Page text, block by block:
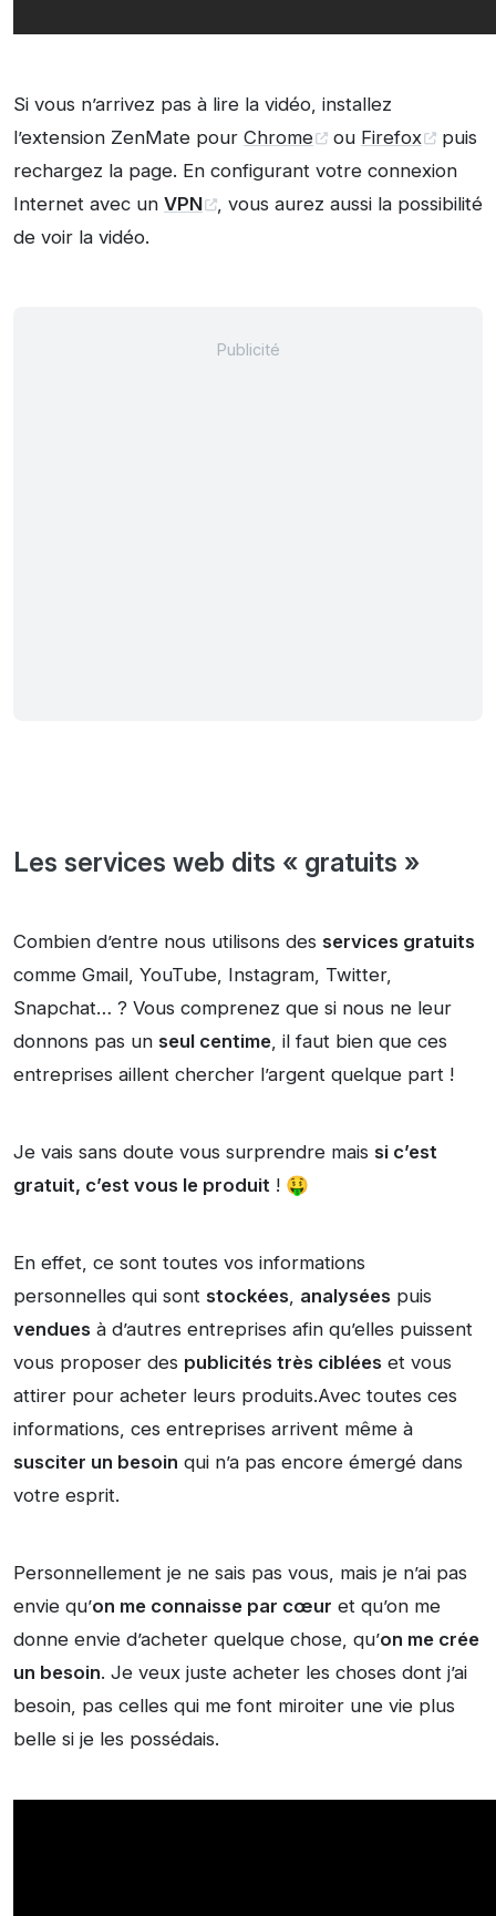
Si vous n’arrivez pas à lire la vidéo, installez
l’extension ZenMate pour Chrome ou Firefox
puis
rechargez la page. En configurant votre connexion
Internet avec un VPN
, vous aurez aussi la possibilité
de voir la vidéo.
Les services web dits « gratuits »
Combien d’entre nous utilisons des services gratuits
comme Gmail, YouTube, Instagram, Twitter,
Snapchat… ? Vous comprenez que si nous ne leur
donnons pas un seul centime, il faut bien que ces
entreprises aillent chercher l’argent quelque part !
Je vais sans doute vous surprendre mais si c’est
gratuit, c’est vous le produit ! 🤑
En effet, ce sont toutes vos informations
personnelles qui sont stockées, analysées puis
vendues à d’autres entreprises afin qu’elles puissent
vous proposer des publicités très ciblées et vous
attirer pour acheter leurs produits.Avec toutes ces
informations, ces entreprises arrivent même à
susciter un besoin qui n’a pas encore émergé dans
votre esprit.
Personnellement je ne sais pas vous, mais je n’ai pas
envie qu’on me connaisse par cœur et qu’on me
donne envie d’acheter quelque chose, qu’on me crée
un besoin. Je veux juste acheter les choses dont j’ai
besoin, pas celles qui me font miroiter une vie plus
belle si je les possédais.